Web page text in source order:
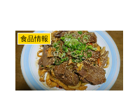
食品情報